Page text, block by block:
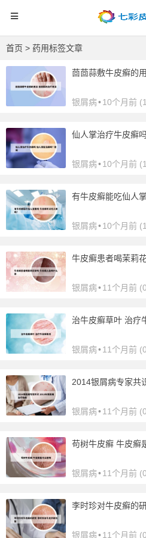
首页 > 药用标签文章
茴茴蒜敷牛皮癣的
银屑病•10个月前
仙人掌治疗牛皮癣
银屑病•10个月前
有牛皮癣能吃仙人
银屑病•10个月前
牛皮癣患者喝茉莉
银屑病•11个月前
治牛皮癣草叶 治疗
银屑病•11个月前
2014银屑病专家共
银屑病•11个月前
苟树牛皮癣 牛皮癣
银屑病•11个月前
李时珍对牛皮癣的
银屑病•11个月前